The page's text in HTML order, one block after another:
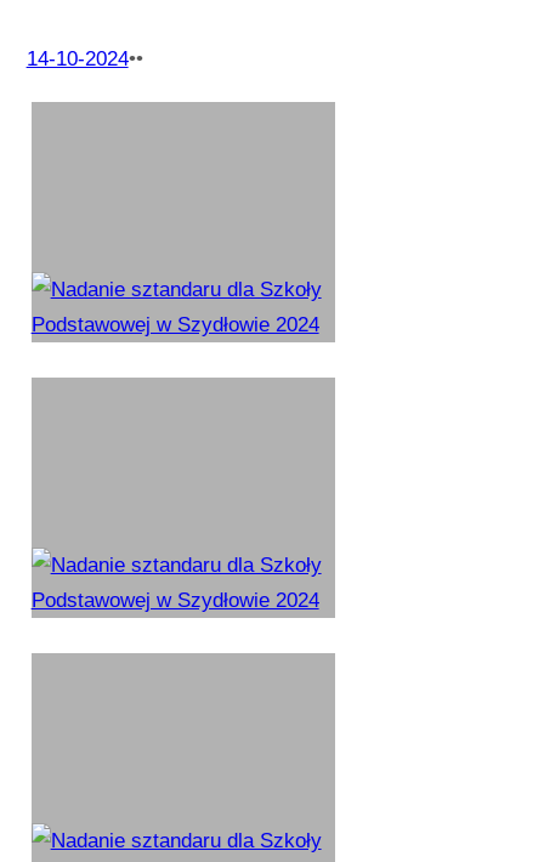
14-10-2024••